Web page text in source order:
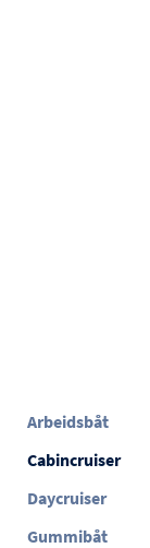
Arbeidsbåt
Cabincruiser
Daycruiser
Gummibåt